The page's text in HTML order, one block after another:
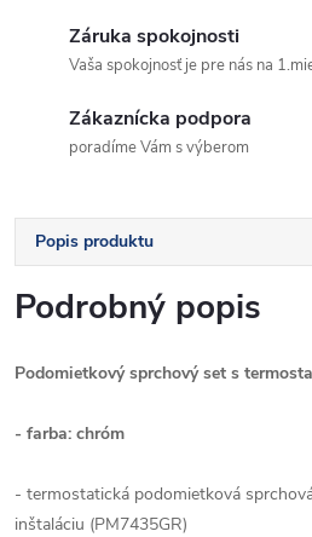
Záruka spokojnosti
Vaša spokojnosť je pre nás na
Zákaznícka podpora
poradíme Vám s výberom
Popis produktu
Podrobný popis
Podomietkový sprchový set s
- farba: chróm
- termostatická podomietková
inštaláciu (PM7435GR)